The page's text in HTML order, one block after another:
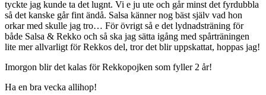
tyckte jag kunde ta det lugnt. Vi e ju ute och går minst det fyrdubbla
så det kanske går fint ändå. Salsa känner nog bäst själv vad hon
orkar med skulle jag tro… För övrigt så e det lydnadsträning för
både Salsa & Rekko och så ska jag sätta igång med spårträningen
lite mer allvarligt för Rekkos del, tror det blir uppskattat, hoppas jag!
Imorgon blir det kalas för Rekkopojken som fyller 2 år!
Ha en bra vecka allihop!